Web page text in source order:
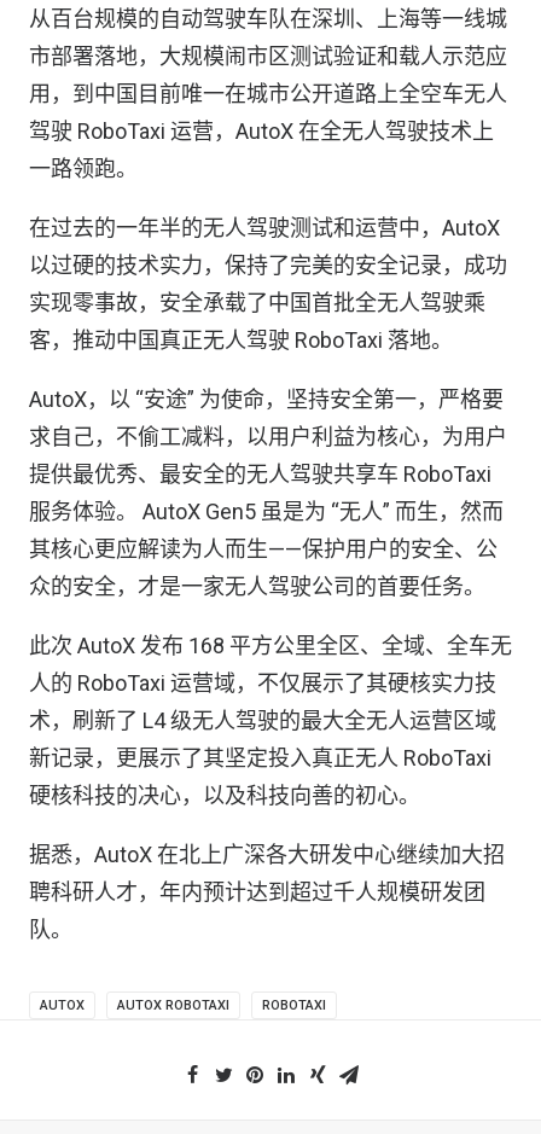
从百台规模的自动驾驶车队在深圳、上海等一线城
市部署落地，大规模闹市区测试验证和载人示范应
用，到中国目前唯一在城市公开道路上全空车无人
驾驶 RoboTaxi 运营，AutoX 在全无人驾驶技术上
一路领跑。
在过去的一年半的无人驾驶测试和运营中，AutoX
以过硬的技术实力，保持了完美的安全记录，成功
实现零事故，安全承载了中国首批全无人驾驶乘
客，推动中国真正无人驾驶 RoboTaxi 落地。
AutoX，以 “安途” 为使命，坚持安全第一，严格要
求自己，不偷工减料，以用户利益为核心，为用户
提供最优秀、最安全的无人驾驶共享车 RoboTaxi
服务体验。 AutoX Gen5 虽是为 “无人” 而生，然而
其核心更应解读为人而生——保护用户的安全、公
众的安全，才是一家无人驾驶公司的首要任务。
此次 AutoX 发布 168 平方公里全区、全域、全车无
人的 RoboTaxi 运营域，不仅展示了其硬核实力技
术，刷新了 L4 级无人驾驶的最大全无人运营区域
新记录，更展示了其坚定投入真正无人 RoboTaxi
硬核科技的决心，以及科技向善的初心。
据悉，AutoX 在北上广深各大研发中心继续加大招
聘科研人才，年内预计达到超过千人规模研发团
队。
AUTOX AUTOX ROBOTAXI ROBOTAXI